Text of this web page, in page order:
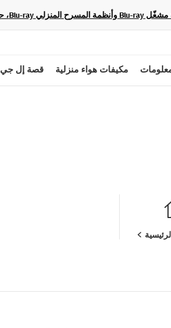
مكيفات هواء منزلية قصة إل جي